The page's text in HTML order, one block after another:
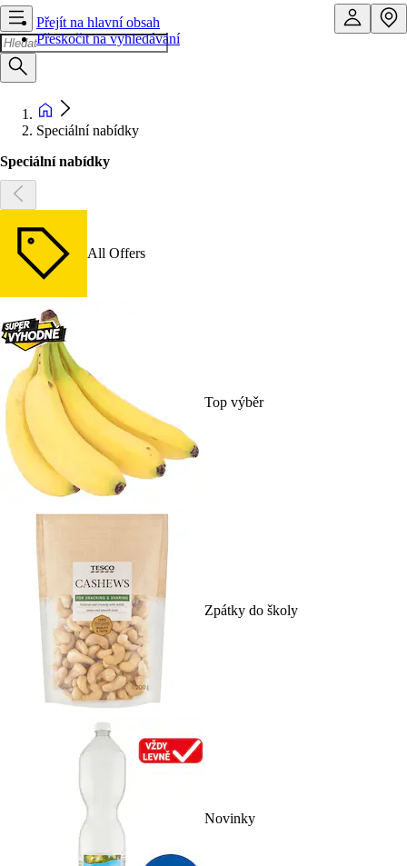
Přejít na hlavní obsah
Přeskočit na vyhledávání
Speciální nabídky
Speciální nabídky
All Offers
Top výběr
Zpátky do školy
Novinky